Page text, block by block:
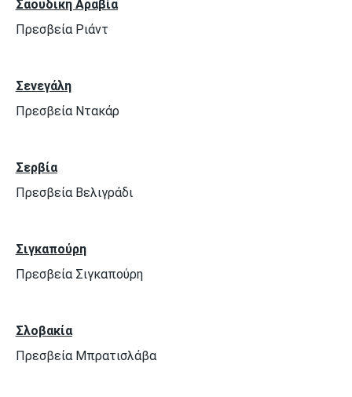
Σαουδική Αραβία
Πρεσβεία Ριάντ
Σενεγάλη
Πρεσβεία Ντακάρ
Σερβία
Πρεσβεία Βελιγράδι
Σιγκαπούρη
Πρεσβεία Σιγκαπούρη
Σλοβακία
Πρεσβεία Μπρατισλάβα